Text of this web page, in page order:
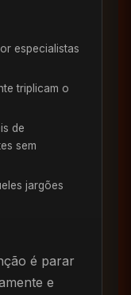
especialistas
triplicam o
de
sem
jargões
é parar
e